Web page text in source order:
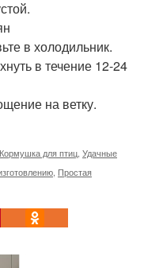
в холодильник.
в течение 12-24
на ветку.
Кормушка для птиц Удачные
Простая